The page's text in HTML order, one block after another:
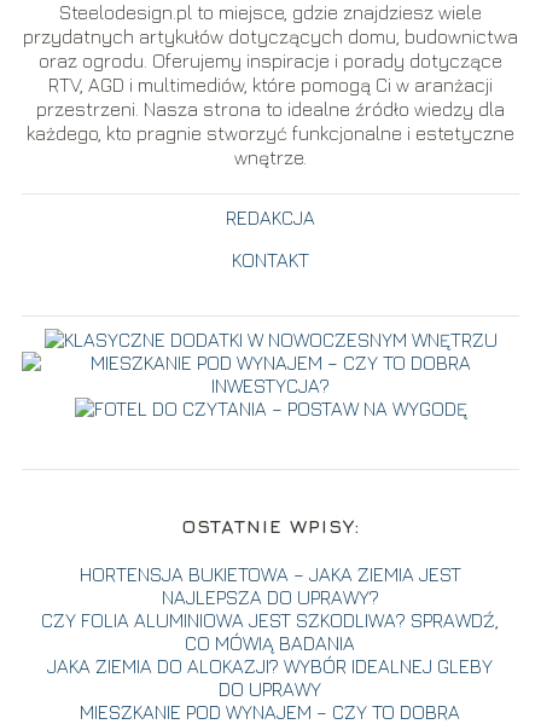
Steelodesign.pl to miejsce, gdzie znajdziesz wiele
przydatnych artykułów dotyczących domu, budownictwa
oraz ogrodu. Oferujemy inspiracje i porady dotyczące
RTV, AGD i multimediów, które pomogą Ci w aranżacji
przestrzeni. Nasza strona to idealne źródło wiedzy dla
każdego, kto pragnie stworzyć funkcjonalne i estetyczne
wnętrze.
REDAKCJA
KONTAKT
OSTATNIE WPISY:
HORTENSJA BUKIETOWA – JAKA ZIEMIA JEST
NAJLEPSZA DO UPRAWY?
CZY FOLIA ALUMINIOWA JEST SZKODLIWA? SPRAWDŹ,
CO MÓWIĄ BADANIA
JAKA ZIEMIA DO ALOKAZJI? WYBÓR IDEALNEJ GLEBY
DO UPRAWY
MIESZKANIE POD WYNAJEM – CZY TO DOBRA